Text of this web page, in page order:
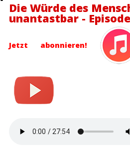
Die Würde des
unantastbar -
Jetzt abonnieren!